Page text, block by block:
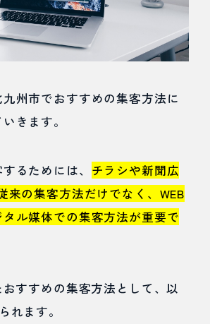
州市でおすすめの集客方法に
きます。
るためには、 チラシや新聞広
来の集客方法だけでなく、WEB
ル媒体での集客方法が重要で
おすすめの集客方法として、以
れます。